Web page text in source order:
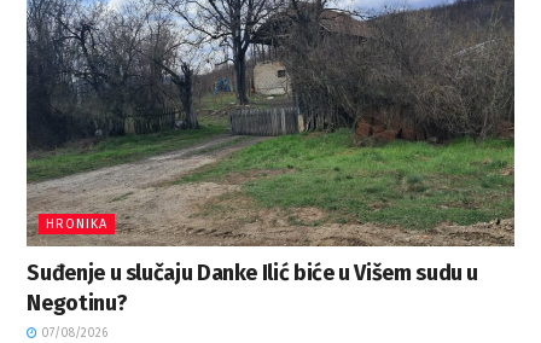
HRONIKA
Suđenje u slučaju Danke Ilić biće u Višem sudu u
Negotinu?
07/08/2026